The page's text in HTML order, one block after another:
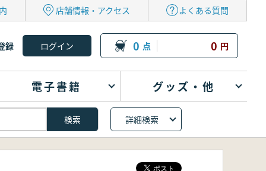
店舗情報・アクセス よくある質問
録 0 点 0 円
電子書籍 グッズ・他
詳細検索